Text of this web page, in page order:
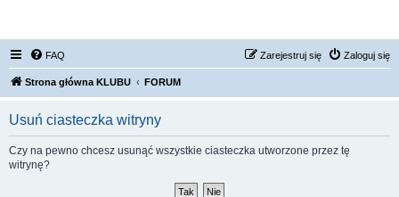
FAQ Zaloguj się
Zarejestruj się
Strona główna KLUBU FORUM
Usuń ciasteczka witryny
Czy na pewno chcesz usunąć wszystkie ciasteczka utworzone przez tę
witrynę?